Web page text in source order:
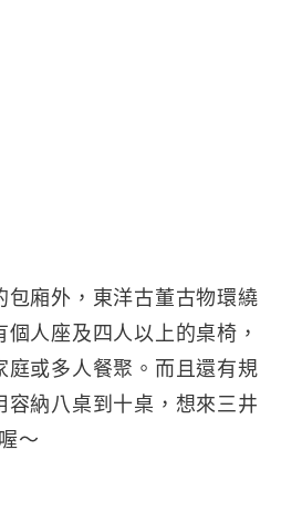
包廂外，東洋古董古物環繞
人座及四人以上的桌椅，
庭或多人餐聚。而且還有規
容納八桌到十桌，想來三井
～